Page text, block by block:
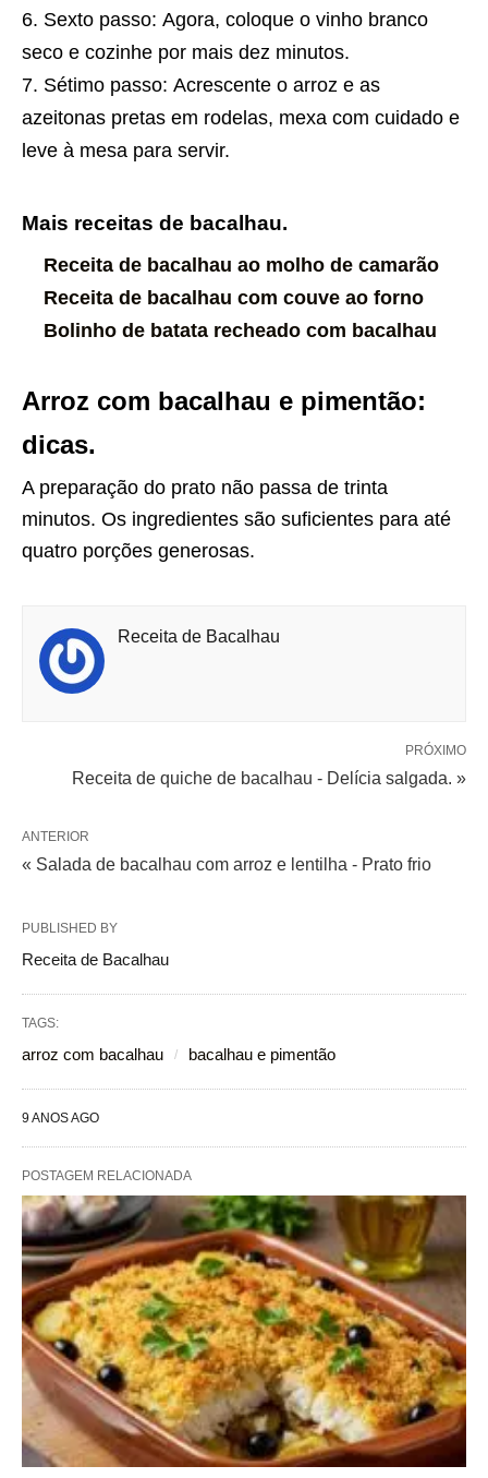
Sexto passo: Agora, coloque o vinho branco
seco e cozinhe por mais dez minutos.
Sétimo passo: Acrescente o arroz e as
azeitonas pretas em rodelas, mexa com cuidado e
leve à mesa para servir.
Mais receitas de bacalhau.
Receita de bacalhau ao molho de camarão
Receita de bacalhau com couve ao forno
Bolinho de batata recheado com bacalhau
Arroz com bacalhau e pimentão:
dicas.
A preparação do prato não passa de trinta
minutos. Os ingredientes são suficientes para até
quatro porções generosas.
Receita de Bacalhau
PRÓXIMO
Receita de quiche de bacalhau - Delícia salgada. »
ANTERIOR
« Salada de bacalhau com arroz e lentilha - Prato frio
PUBLISHED BY
Receita de Bacalhau
TAGS:
arroz com bacalhau bacalhau e pimentão
9 ANOS AGO
POSTAGEM RELACIONADA